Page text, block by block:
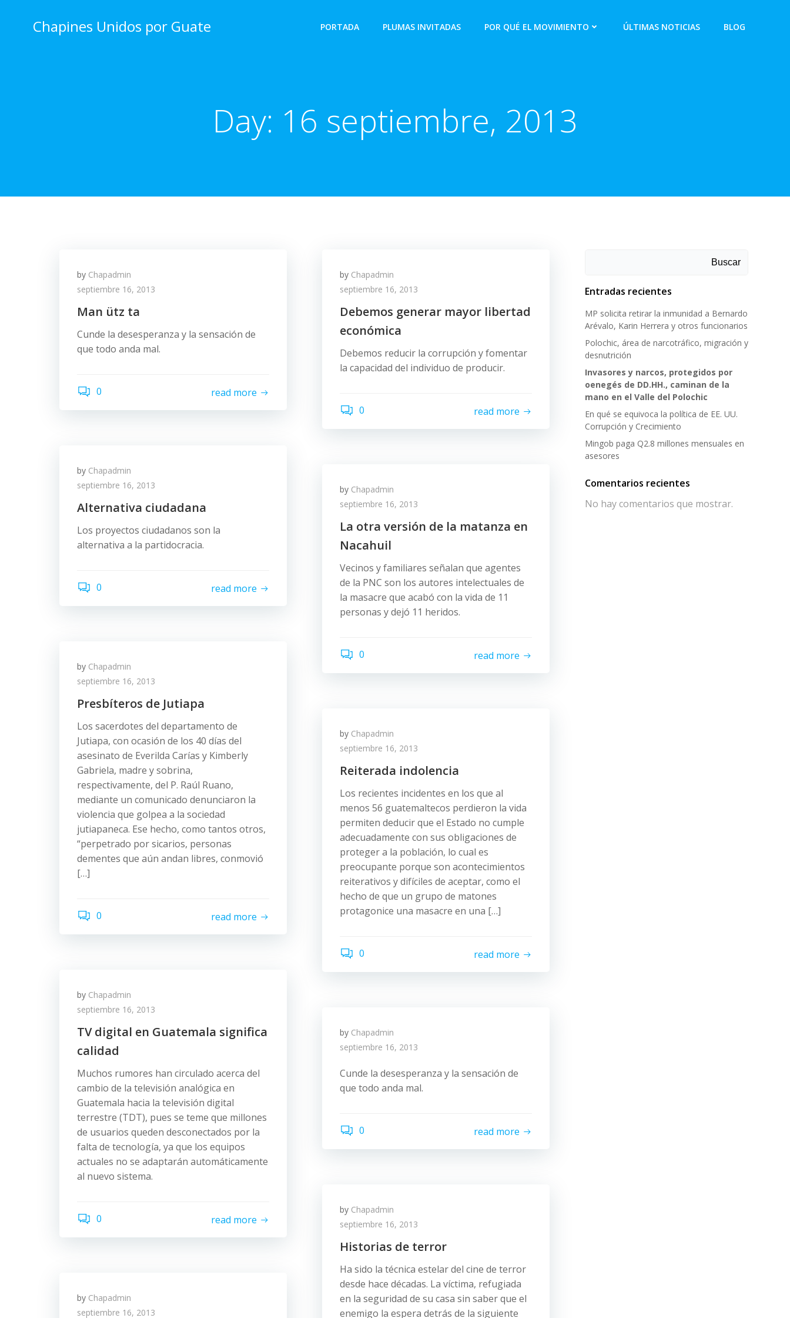
Chapines Unidos por Guate PORTADA PLUMAS INVITADAS POR QUÉ EL MOVIMIENTO ÚLTIMAS NOTICIAS BLOG
Day: 16 septiembre, 2013
by Chapadmin
septiembre 16, 2013
Man ütz ta
Cunde la desesperanza y la sensación de
que todo anda mal.
0 read more
by Chapadmin
septiembre 16, 2013
Debemos generar mayor libertad
económica
Debemos reducir la corrupción y fomentar
la capacidad del individuo de producir.
0 read more
by Chapadmin
septiembre 16, 2013
Alternativa ciudadana
Los proyectos ciudadanos son la
alternativa a la partidocracia.
0 read more
by Chapadmin
septiembre 16, 2013
La otra versión de la matanza en
Nacahuil
Vecinos y familiares señalan que agentes
de la PNC son los autores intelectuales de
la masacre que acabó con la vida de 11
personas y dejó 11 heridos.
0 read more
by Chapadmin
septiembre 16, 2013
Presbíteros de Jutiapa
Los sacerdotes del departamento de
Jutiapa, con ocasión de los 40 días del
asesinato de Everilda Carías y Kimberly
Gabriela, madre y sobrina,
respectivamente, del P. Raúl Ruano,
mediante un comunicado denunciaron la
violencia que golpea a la sociedad
jutiapaneca. Ese hecho, como tantos otros,
“perpetrado por sicarios, personas
dementes que aún andan libres, conmovió
[…]
0 read more
by Chapadmin
septiembre 16, 2013
Reiterada indolencia
Los recientes incidentes en los que al
menos 56 guatemaltecos perdieron la vida
permiten deducir que el Estado no cumple
adecuadamente con sus obligaciones de
proteger a la población, lo cual es
preocupante porque son acontecimientos
reiterativos y difíciles de aceptar, como el
hecho de que un grupo de matones
protagonice una masacre en una […]
0 read more
by Chapadmin
septiembre 16, 2013
TV digital en Guatemala significa
calidad
Muchos rumores han circulado acerca del
cambio de la televisión analógica en
Guatemala hacia la televisión digital
terrestre (TDT), pues se teme que millones
de usuarios queden desconectados por la
falta de tecnología, ya que los equipos
actuales no se adaptarán automáticamente
al nuevo sistema.
0 read more
by Chapadmin
septiembre 16, 2013
Cunde la desesperanza y la sensación de
que todo anda mal.
0 read more
by Chapadmin
septiembre 16, 2013
Historias de terror
Ha sido la técnica estelar del cine de terror
desde hace décadas. La víctima, refugiada
en la seguridad de su casa sin saber que el
enemigo la espera detrás de la siguiente
by Chapadmin
septiembre 16, 2013
Buscar
Entradas recientes
MP solicita retirar la inmunidad a Bernardo
Arévalo, Karin Herrera y otros funcionarios
Polochic, área de narcotráfico, migración y
desnutrición
Invasores y narcos, protegidos por
oenegés de DD.HH., caminan de la
mano en el Valle del Polochic
En qué se equivoca la política de EE. UU.
Corrupción y Crecimiento
Mingob paga Q2.8 millones mensuales en
asesores
Comentarios recientes
No hay comentarios que mostrar.